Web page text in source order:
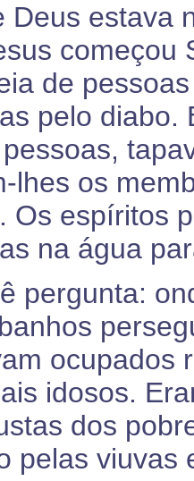
Deus estava
começou
de
pelo diabo.
lhes os
Os espíritos
na água
pergunta:
ocupados
idosos.
dos
pelas viuvas